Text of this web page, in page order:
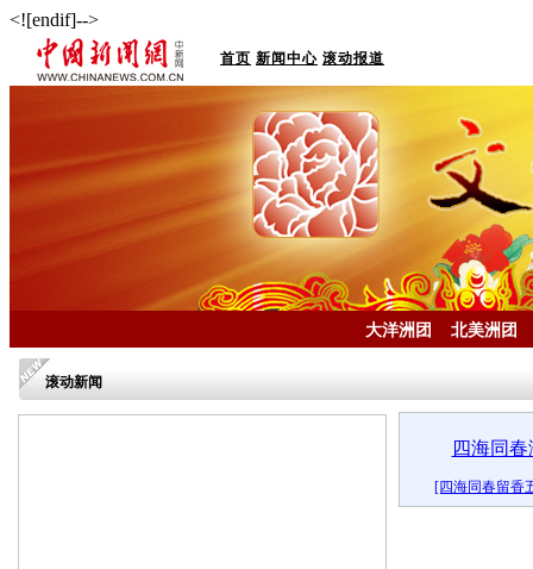
<![endif]-->
首页 新闻中心 滚动报道
大洋洲团 北美洲团
滚动新闻
四海同
[四海同春留香